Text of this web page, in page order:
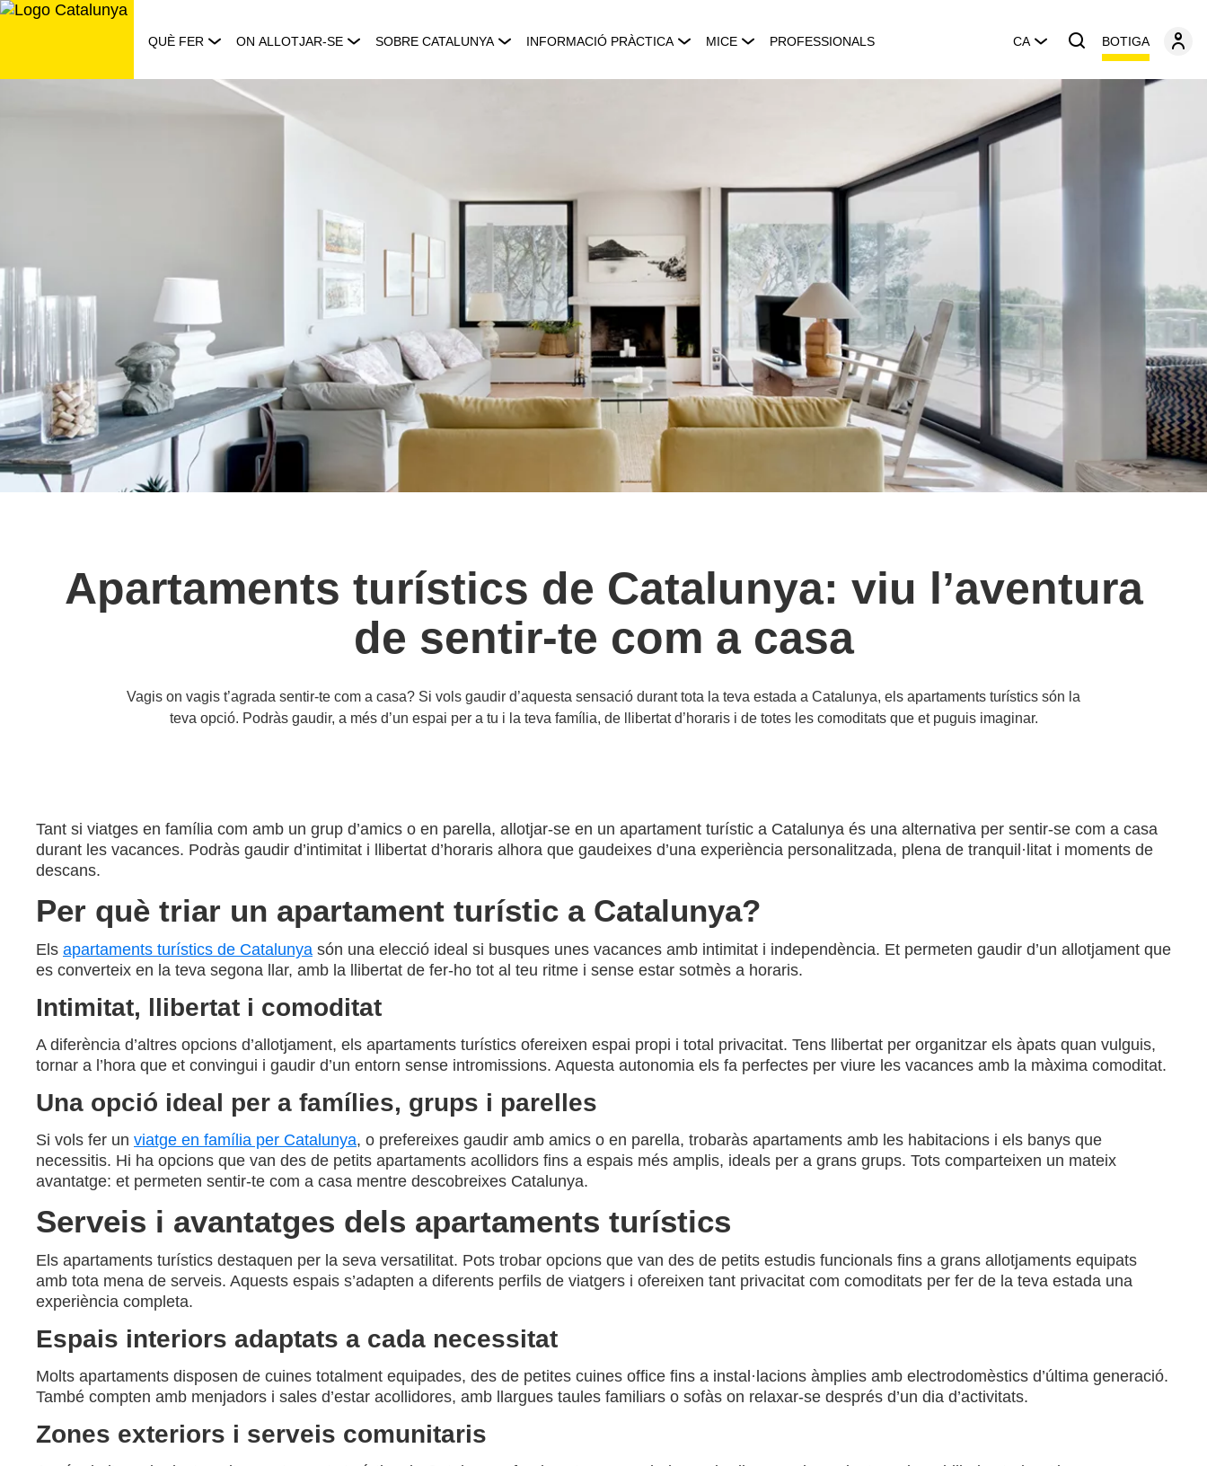
Saltar
QUÈ FER ON ALLOTJAR-SE SOBRE CATALUNYA INFORMACIÓ PRÀCTICA MICE PROFESSIONALS CA BOTIGA
Apartaments turístics de Catalunya: viu l’aventura
de sentir-te com a casa
Vagis on vagis t’agrada sentir-te com a casa? Si vols gaudir d’aquesta sensació durant tota la teva estada a Catalunya, els apartaments turístics són la
teva opció. Podràs gaudir, a més d’un espai per a tu i la teva família, de llibertat d’horaris i de totes les comoditats que et puguis imaginar.
Tant si viatges en família com amb un grup d’amics o en parella, allotjar-se en un apartament turístic a Catalunya és una alternativa per sentir-se com a casa
durant les vacances. Podràs gaudir d’intimitat i llibertat d’horaris alhora que gaudeixes d’una experiència personalitzada, plena de tranquil·litat i moments de
descans.
Per què triar un apartament turístic a Catalunya?
Els apartaments turístics de Catalunya són una elecció ideal si busques unes vacances amb intimitat i independència. Et permeten gaudir d’un allotjament que
es converteix en la teva segona llar, amb la llibertat de fer-ho tot al teu ritme i sense estar sotmès a horaris.
Intimitat, llibertat i comoditat
A diferència d’altres opcions d’allotjament, els apartaments turístics ofereixen espai propi i total privacitat. Tens llibertat per organitzar els àpats quan vulguis,
tornar a l’hora que et convingui i gaudir d’un entorn sense intromissions. Aquesta autonomia els fa perfectes per viure les vacances amb la màxima comoditat.
Una opció ideal per a famílies, grups i parelles
Si vols fer un viatge en família per Catalunya, o prefereixes gaudir amb amics o en parella, trobaràs apartaments amb les habitacions i els banys que
necessitis. Hi ha opcions que van des de petits apartaments acollidors fins a espais més amplis, ideals per a grans grups. Tots comparteixen un mateix
avantatge: et permeten sentir-te com a casa mentre descobreixes Catalunya.
Serveis i avantatges dels apartaments turístics
Els apartaments turístics destaquen per la seva versatilitat. Pots trobar opcions que van des de petits estudis funcionals fins a grans allotjaments equipats
amb tota mena de serveis. Aquests espais s’adapten a diferents perfils de viatgers i ofereixen tant privacitat com comoditats per fer de la teva estada una
experiència completa.
Espais interiors adaptats a cada necessitat
Molts apartaments disposen de cuines totalment equipades, des de petites cuines office fins a instal·lacions àmplies amb electrodomèstics d’última generació.
També compten amb menjadors i sales d’estar acollidores, amb llargues taules familiars o sofàs on relaxar-se després d’un dia d’activitats.
Zones exteriors i serveis comunitaris